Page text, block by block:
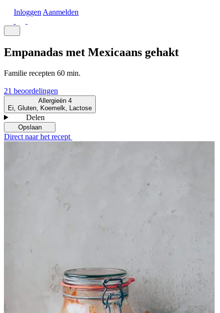
Inloggen Aanmelden
Empanadas met Mexicaans gehakt
Familie recepten 60 min.
21 beoordelingen
Allergieën 4
Ei, Gluten, Koemelk, Lactose
Delen
Opslaan
Direct naar het recept